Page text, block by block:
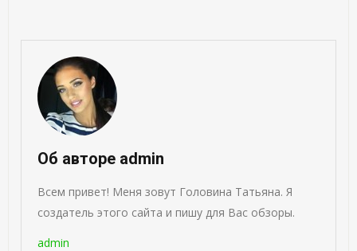
Об авторе admin
Всем привет! Меня зовут Головина Татьяна. Я
создатель этого сайта и пишу для Вас обзоры.
admin